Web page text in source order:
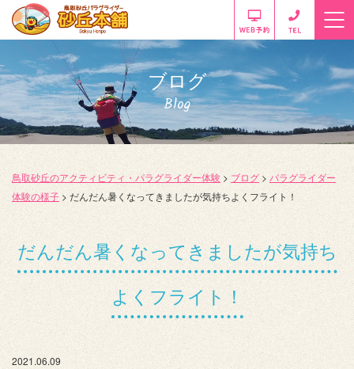
ブログ
Blog
鳥取砂丘のアクティビティ・パラグライダー体験 > ブログ > パラグライダー
体験の様子 > だんだん暑くなってきましたが気持ちよくフライト！
だんだん暑くなってきましたが気持ち
よくフライト！
2021.06.09